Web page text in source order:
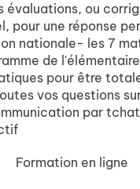
évaluations, ou
pour une réponse
nationale- les 7
de
pour être
vos questions
par
Formation en ligne